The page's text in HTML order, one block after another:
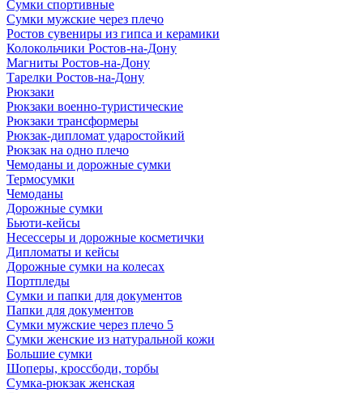
Сумки спортивные
Сумки мужские через плечо
Ростов сувениры из гипса и керамики
Колокольчики Ростов-на-Дону
Магниты Ростов-на-Дону
Тарелки Ростов-на-Дону
Рюкзаки
Рюкзаки военно-туристические
Рюкзаки трансформеры
Рюкзак-дипломат ударостойкий
Рюкзак на одно плечо
Чемоданы и дорожные сумки
Термосумки
Чемоданы
Дорожные сумки
Бьюти-кейсы
Несессеры и дорожные косметички
Дипломаты и кейсы
Дорожные сумки на колесах
Портпледы
Сумки и папки для документов
Папки для документов
Сумки мужские через плечо 5
Сумки женские из натуральной кожи
Большие сумки
Шоперы, кроссбоди, торбы
Сумка-рюкзак женская